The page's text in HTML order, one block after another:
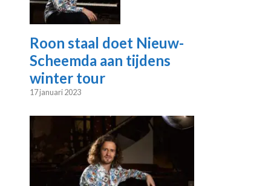
Roon staal doet Nieuw-
Scheemda aan tijdens
winter tour
17 januari 2023